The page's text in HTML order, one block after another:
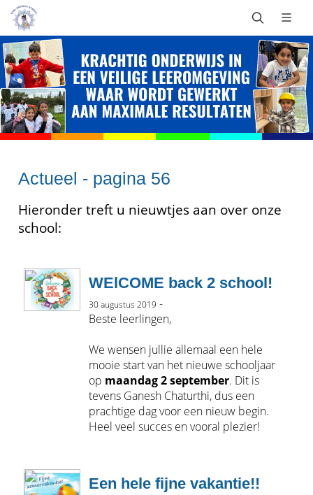
Actueel - pagina 56
Hieronder treft u nieuwtjes aan over onze
school:
WElCOME back 2 school!
30 augustus 2019 -
Beste leerlingen,
We wensen jullie allemaal een hele
mooie start van het nieuwe schooljaar
op maandag 2 september. Dit is
tevens Ganesh Chaturthi, dus een
prachtige dag voor een nieuw begin.
Heel veel succes en vooral plezier!
Een hele fijne vakantie!!